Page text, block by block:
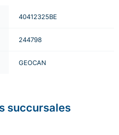
40412325BE
244798
GEOCAN
succursales